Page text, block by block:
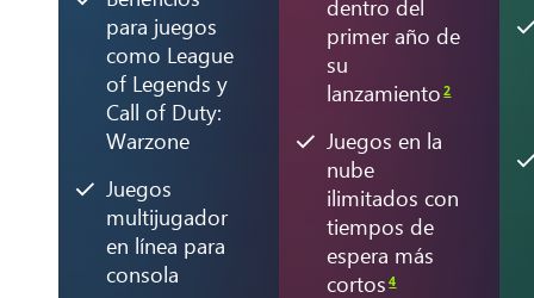
para juegos
como League
of Legends y
Call of Duty:
Warzone
Juegos
multijugador
en línea para
consola
dentro del
primer año de
su
lanzamiento 2
Juegos en la
nube
ilimitados con
tiempos de
espera más
cortos 4